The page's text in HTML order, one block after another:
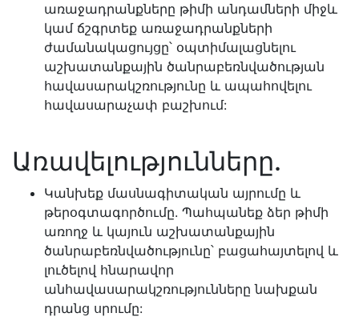
առաջադրանքները թիմի անդամների միջև
կամ ճշգրտեք առաջադրանքների
ժամանակացույցը՝ օպտիմալացնելու
աշխատանքային ծանրաբեռնվածության
հավասարակշռությունը և ապահովելու
հավասարաչափ բաշխում:
Առավելությունները.
Կանխեք մասնագիտական այրումը և
թերօգտագործումը. Պահպանեք ձեր թիմի
առողջ և կայուն աշխատանքային
ծանրաբեռնվածությունը՝ բացահայտելով և
լուծելով հնարավոր
անհավասարակշռությունները նախքան
դրանց սրումը: